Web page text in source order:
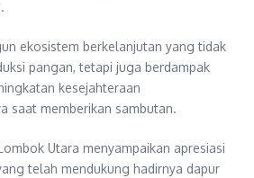
ekosistem berkelanjutan yang tidak
pangan, tetapi juga berdampak
kesejahteraan
saat memberikan sambutan.
Utara menyampaikan apresiasi
telah mendukung hadirnya dapur